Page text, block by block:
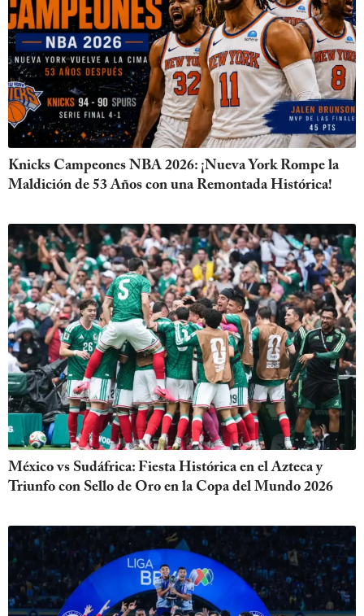
Knicks Campeones NBA 2026: ¡Nueva York Rompe la
Maldición de 53 Años con una Remontada Histórica!
México vs Sudáfrica: Fiesta Histórica en el Azteca y
Triunfo con Sello de Oro en la Copa del Mundo 2026